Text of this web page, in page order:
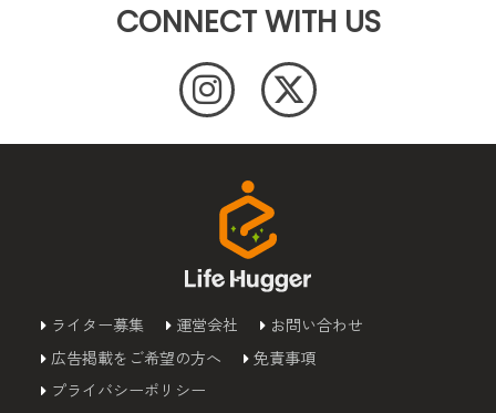
CONNECT WITH US
ライター募集 運営会社
お問い合わせ
広告掲載をご希望の方へ
免責事項
プライバシーポリシー